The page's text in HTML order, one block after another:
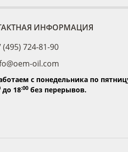
ИНФОРМАЦИЯ
(495) 724-81-90
oil.com
с понедельника по
до 18:00без перерывов.